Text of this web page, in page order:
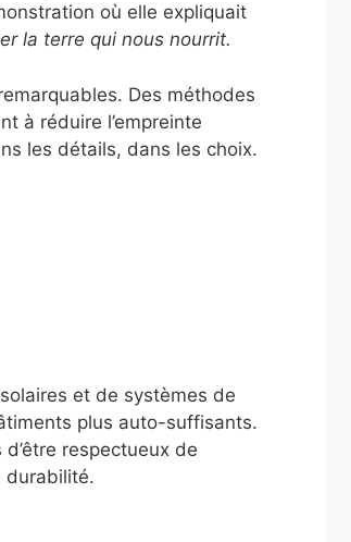
où elle expliquait
la terre qui nous nourrit.
Des méthodes
à réduire l’empreinte
les détails, dans les choix.
et de systèmes de
plus auto-suffisants.
respectueux de
durabilité.